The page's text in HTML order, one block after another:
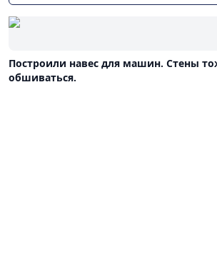
Построили навес для машин. Стены
обшиваться.